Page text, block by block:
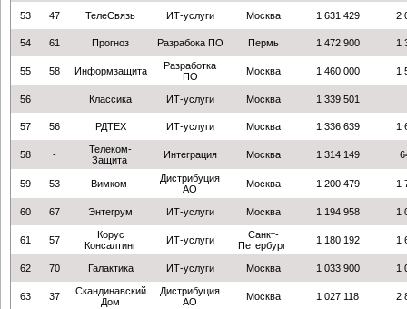
53 47 ТелеСвязь ИТ-услуги Москва 1 631 429 2
54 61 Прогноз Разрабока ПО Пермь 1 472 900 1
55 58 Информзащита
Разработка
ПО
Москва 1 460 000 1
56 Классика ИТ-услуги Москва 1 339 501
57 56 РДТЕХ ИТ-услуги Москва 1 336 639 1
58 -
Телеком-
Защита
Интеграция Москва 1 314 149
59 53 Вимком
Дистрибуция
АО
Москва 1 200 479 1
60 67 Энтегрум ИТ-услуги Москва 1 194 958 1
61 57
Корус
Консалтинг
ИТ-услуги
Санкт-
Петербург
1 180 192 1
62 70 Галактика ИТ-услуги Москва 1 033 900 1
63 37
Скандинавский
Дом
Дистрибуция
АО
Москва 1 027 118 2